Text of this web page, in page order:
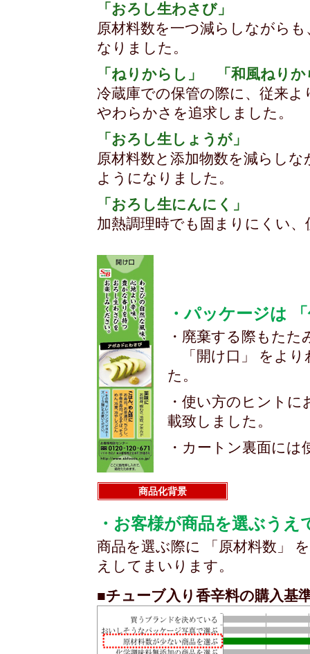
「おろし生わさび」
原材料数を一つ減らしながら
なりました。
「ねりからし」 「和風ねりか
冷蔵庫での保管の際に、従来
やわらかさを追求しました。
「おろし生しょうが」
原材料数と添加物数を減らし
ようになりました。
「おろし生にんにく」
加熱調理時でも固まりにくい
・パッケージは
・廃棄する際もた
「開け口」 をより
た。
・使い方のヒント
載致しました。
・カートン裏面に
商品化背景
・お客様が商品を選ぶう
商品を選ぶ際に 「原材料数」
えしてまいります。
■チューブ入り香辛料の購入基